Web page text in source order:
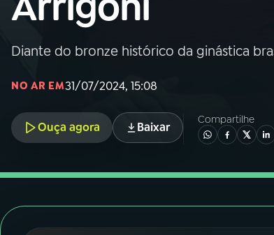
02 A RÁDIO
03 PROGRAMAÇÃO
05PODCASTS
Diante do bronze histórico da ginástica
NO AR EM31/07/2024, 15:08
Ouça agora Baixar
Compartilhe